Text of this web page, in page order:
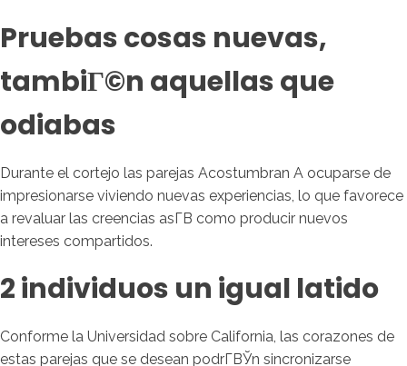
Pruebas cosas nuevas,
tambiГ©n aquellas que
odiabas
Durante el cortejo las parejas Acostumbran A ocuparse de
impresionarse viviendo nuevas experiencias, lo que favorece
a revaluar las creencias asГ­В­ como producir nuevos
intereses compartidos.
2 individuos un igual latido
Conforme la Universidad sobre California, las corazones de
estas parejas que se desean podrГ­ВЎn sincronizarse